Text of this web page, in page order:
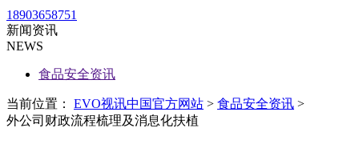
18903658751
新闻资讯
NEWS
食品安全资讯
当前位置： EVO视讯中国官方网站 > 食品安全资讯 >
外公司财政流程梳理及消息化扶植